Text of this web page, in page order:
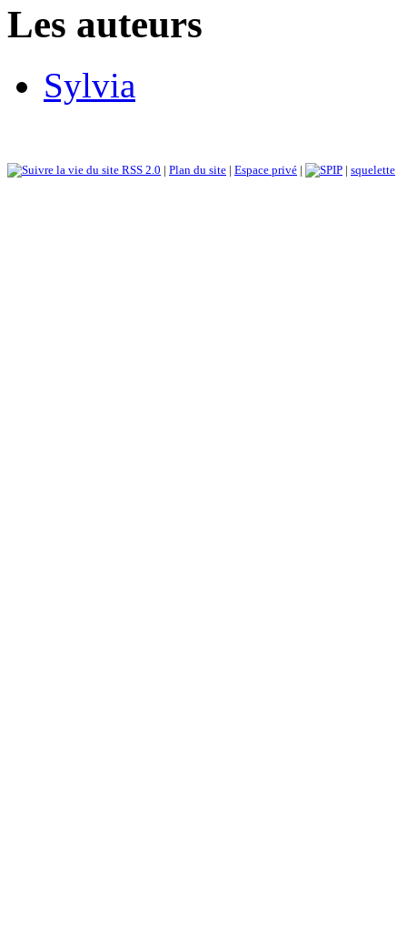
Les auteurs
Sylvia
RSS 2.0 | Plan du site | Espace privé | | squelette